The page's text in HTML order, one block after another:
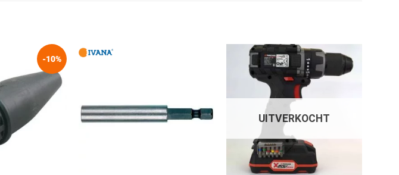
-10%
UITVERKOCHT